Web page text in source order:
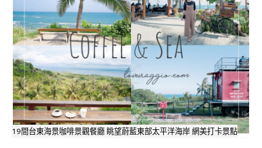
19間台東海景咖啡景觀餐廳 眺望蔚藍東部太平洋海岸 網美打卡景點